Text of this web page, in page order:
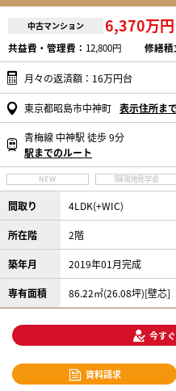
中古マンション 6,370万円
共益費・管理費： 12,800円 修繕積
月々の返済額：16万円台
東京都昭島市中神町 表示住所ま
青梅線 中神駅 徒歩 9分
駅までのルート
NEW 現地見学会
間取り 4LDK(+WIC)
所在階 2階
築年月 2019年01月完成
専有面積 86.22㎡(26.08坪)[壁芯]
今す
資料請求